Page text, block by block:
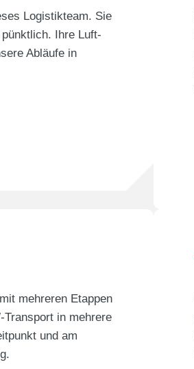
Logistikteam. Sie
Ihre Luft-
Abläufe in
mehreren Etappen
in mehrere
und am